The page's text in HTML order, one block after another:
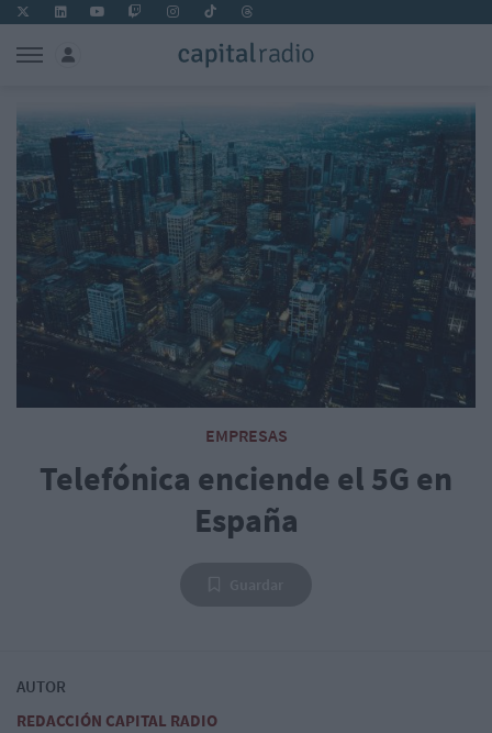
EMPRESAS
Telefónica enciende el 5G en
España
AUTOR
REDACCIÓN CAPITAL RADIO